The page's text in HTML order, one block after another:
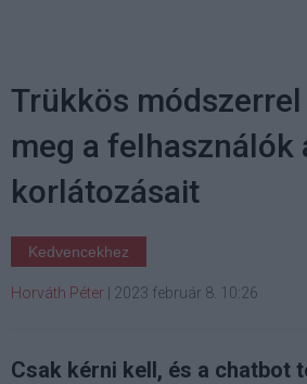
Trükkös
meg a felhasználók
korlátozásait
Kedvencekhez
Horváth Péter 2023 február 8. 10:26
Csak kérni kell, és a chatbot